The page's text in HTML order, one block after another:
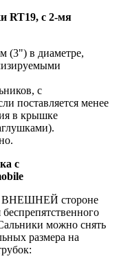
RT19, с 2-мя
(3") в диаметре,
с
поставляется менее
в крышке
с
ВНЕШНЕЙ стороне
можно снять
размера на